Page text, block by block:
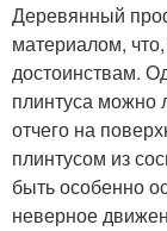
Деревянный
материалом,
достоинствам.
плинтуса можно
отчего на
плинтусом из
быть особенно
неверное